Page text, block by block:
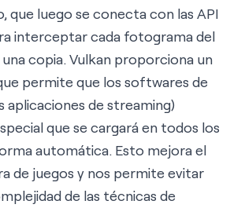
que luego se conecta con las API
interceptar cada fotograma del
copia. Vulkan proporciona un
permite que los softwares de
aplicaciones de streaming)
que se cargará en todos los
automática. Esto mejora el
de juegos y nos permite evitar
de las técnicas de